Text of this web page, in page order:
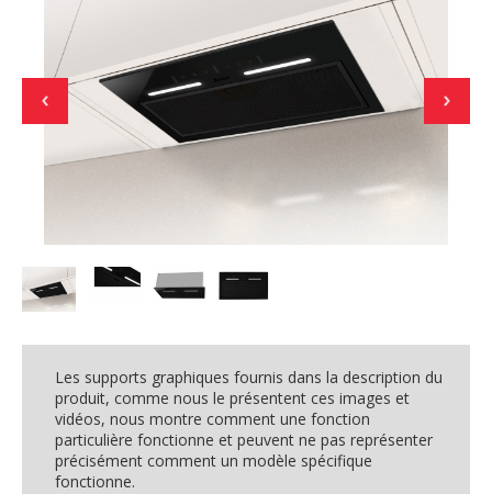
Les supports graphiques fournis dans la description du
produit, comme nous le présentent ces images et
vidéos, nous montre comment une fonction
particulière fonctionne et peuvent ne pas représenter
précisément comment un modèle spécifique
fonctionne.